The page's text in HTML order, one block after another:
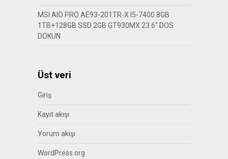
MSI AIO PRO AE93-201TR-X I5-7400 8GB
1TB+128GB SSD 2GB GT930MX 23.6″ DOS
DOKUN
Üst veri
Giriş
Kayıt akışı
Yorum akışı
WordPress.org